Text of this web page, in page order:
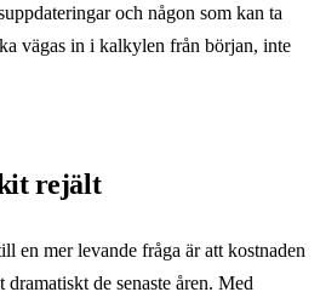
och någon som kan ta
vägas in i kalkylen från början, inte
rejält
en mer levande fråga är att kostnaden
de senaste åren. Med